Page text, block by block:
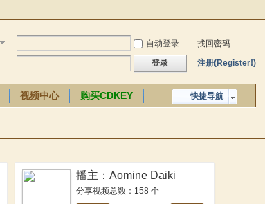
自动登录
找回密码
登录 注册(Register!)
快捷导航
视频中心
购买CDKEY
播主：Aomine Daiki
分享视频总数：158 个